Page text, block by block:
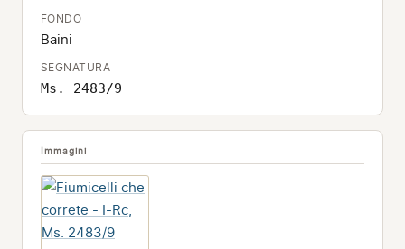
FONDO
Baini
SEGNATURA
Ms. 2483/9
Immagini